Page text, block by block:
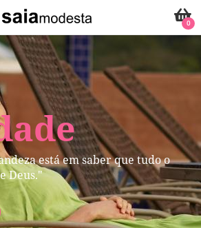
está em saber que tudo o
Deus."
0